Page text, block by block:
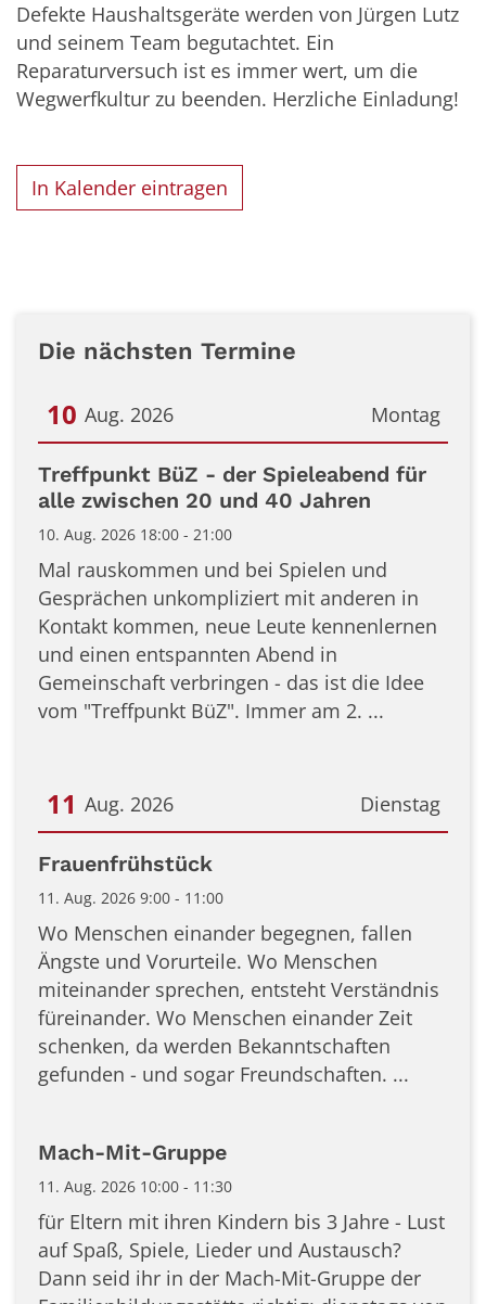
Defekte Haushaltsgeräte werden von Jürgen Lutz
und seinem Team begutachtet. Ein
Reparaturversuch ist es immer wert, um die
Wegwerfkultur zu beenden. Herzliche Einladung!
In Kalender eintragen
Die nächsten Termine
Montag
10 Aug. 2026
Datum: 10. August 2026
Treffpunkt BüZ - der Spieleabend für
alle zwischen 20 und 40 Jahren
10. Aug. 2026 18:00 - 21:00
Mal rauskommen und bei Spielen und
Gesprächen unkompliziert mit anderen in
Kontakt kommen, neue Leute kennenlernen
und einen entspannten Abend in
Gemeinschaft verbringen - das ist die Idee
vom "Treffpunkt BüZ". Immer am 2. ...
Dienstag
11 Aug. 2026
Datum: 11. August 2026
Frauenfrühstück
11. Aug. 2026 9:00 - 11:00
Wo Menschen einander begegnen, fallen
Ängste und Vorurteile. Wo Menschen
miteinander sprechen, entsteht Verständnis
füreinander. Wo Menschen einander Zeit
schenken, da werden Bekanntschaften
gefunden - und sogar Freundschaften. ...
Mach-Mit-Gruppe
11. Aug. 2026 10:00 - 11:30
für Eltern mit ihren Kindern bis 3 Jahre - Lust
auf Spaß, Spiele, Lieder und Austausch?
Dann seid ihr in der Mach-Mit-Gruppe der